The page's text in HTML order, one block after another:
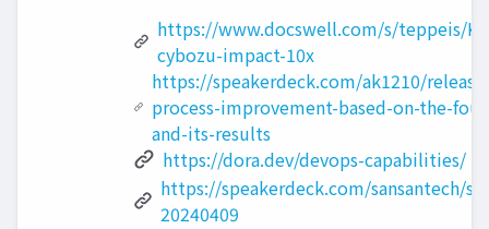
https://www.docswell.com/s/teppeis/
cybozu-impact-10x
https://speakerdeck.com/ak1210/
process-improvement-based-on-the-
and-its-results
https://dora.dev/devops-capabilities/
https://speakerdeck.com/sansantech/
20240409